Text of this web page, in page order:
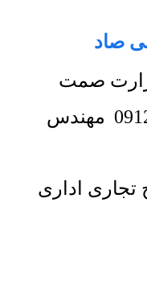
صاد
صمت
مهندس
تجاری اداری